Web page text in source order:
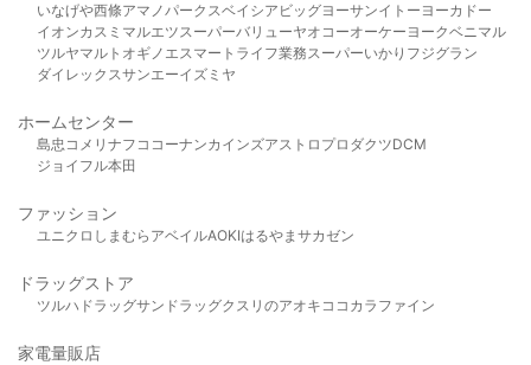
いなげや西條アマノパークスベイシア ビッグヨーサンイトーヨーカドー
イオンカスミ マルエツスーパーバリューヤオコーオーケー ヨークベニマル
ツルヤマルト オギノ エスマート ライフ業務スーパーいかり フジグラン
ダイレックスサンエーイズミヤ
ホームセンター
島忠 コメリ ナフコ コーナンカインズアストロプロダクツDCM
ジョイフル本田
ファッション
ユニクロ しまむら アベイルAOKIはるやま サカゼン
ドラッグストア
ツルハドラッグサンドラッグクスリのアオキ ココカラファイン
家電量販店